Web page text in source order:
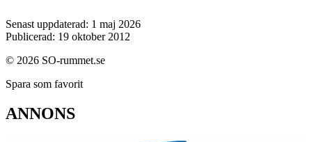
Senast uppdaterad: 1 maj 2026
Publicerad: 19 oktober 2012
© 2026 SO-rummet.se
Spara som favorit
ANNONS